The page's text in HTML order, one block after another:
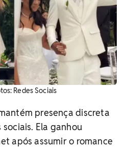
Redes Sociais
presença discreta
Ela ganhou
após assumir o romance